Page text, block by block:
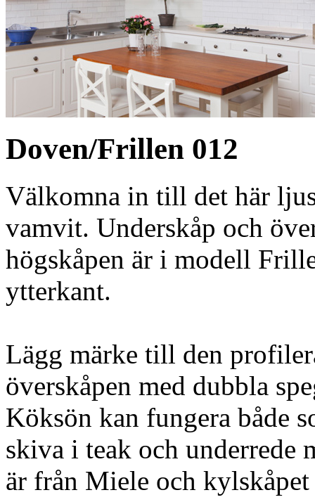
Doven/Frillen 012
Välkomna in till det här
vamvit. Underskåp och
högskåpen är i modell
ytterkant.
Lägg märke till den
överskåpen med dubbla
Köksön kan fungera både
skiva i teak och underrede
är från Miele och